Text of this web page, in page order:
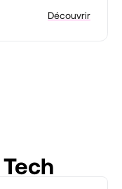
Découvrir